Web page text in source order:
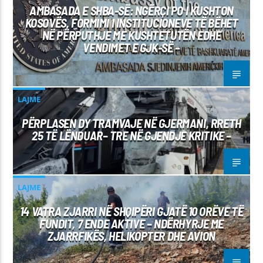
AMBASADA E SHBA-SË: NGËRÇI PO I KUSHTON
KOSOVËS, FORMIMI I INSTITUCIONEVE TË BËHET
NË PËRPUTHJE ME KUSHTETUTËN EDHE
VENDIMET E GJK-SË –
LAJME
PËRPLASEN DY TRAMVAJE NË GJERMANI, RRETH
25 TË LËNDUAR– TRE NË GJENDJE KRITIKE –
LAJME
14 VATRA ZJARRI NË SHQIPËRI GJATË 10 ORËVE TË
FUNDIT, 7 ENDE AKTIVE – NDËRHYRJE ME
ZJARRFIKËS, HELIKOPTER DHE AVION